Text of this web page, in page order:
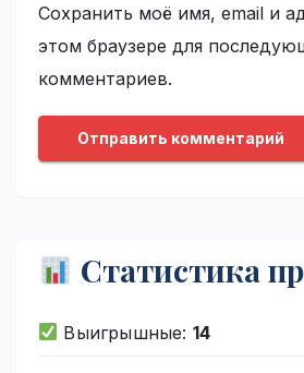
Сохранить моё имя, email и
этом браузере для
комментариев.
Статистика
Выигрышные: 14